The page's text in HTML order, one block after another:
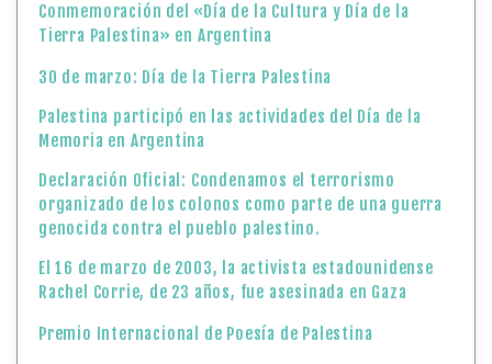
Conmemoración del «Día de la Cultura y Día de la
Tierra Palestina» en Argentina
30 de marzo: Día de la Tierra Palestina
Palestina participó en las actividades del Día de la
Memoria en Argentina
Declaración Oficial: Condenamos el terrorismo
organizado de los colonos como parte de una guerra
genocida contra el pueblo palestino.
El 16 de marzo de 2003, la activista estadounidense
Rachel Corrie, de 23 años, fue asesinada en Gaza
Premio Internacional de Poesía de Palestina